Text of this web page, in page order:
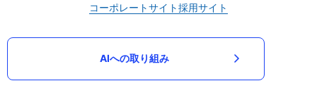
コーポレートサイト採用サイト
AIへの取り組み